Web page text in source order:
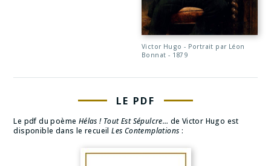
Victor Hugo - Portrait par Léon
Bonnat - 1879
LE PDF
Le pdf du poème Hélas ! Tout Est Sépulcre… de Victor Hugo est
disponible dans le recueilLes Contemplations :